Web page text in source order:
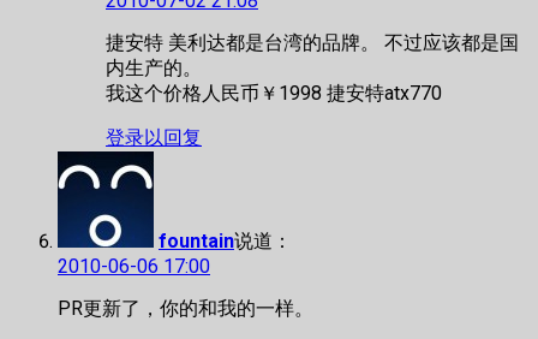
捷安特 美利达都是台湾的品牌。 不过应该都是国
内生产的。
我这个价格人民币￥1998 捷安特atx770
登录以回复
fountain说道：
2010-06-06 17:00
PR更新了，你的和我的一样。